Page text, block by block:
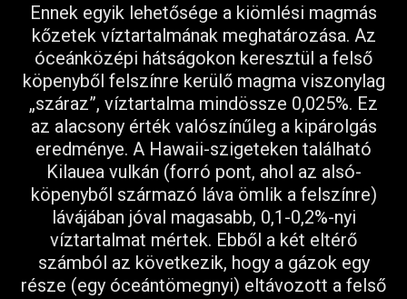
Ennek egyik lehetősége a kiömlési magmás
kőzetek víztartalmának meghatározása. Az
óceánközépi hátságokon keresztül a felső
köpenyből felszínre kerülő magma viszonylag
„száraz”, víztartalma mindössze 0,025%. Ez
az alacsony érték valószínűleg a kipárolgás
eredménye. A Hawaii-szigeteken található
Kilauea vulkán (forró pont, ahol az alsó-
köpenyből származó láva ömlik a felszínre)
lávájában jóval magasabb, 0,1-0,2%-nyi
víztartalmat mértek. Ebből a két eltérő
számból az következik, hogy a gázok egy
része (egy óceántömegnyi) eltávozott a felső